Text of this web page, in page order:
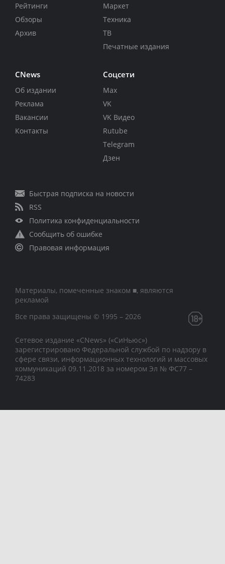
Рейтинги
Обзоры
Архив
Маркет
Техника
ТВ
Печатные издания
CNews
Об издании
Реклама
Вакансии
Контакты
Соцсети
Max
VK
VK Видео
Rutube
Telegram
Дзен
Быстрая подписка на новости
RSS
Политика конфиденциальности
Сообщить об ошибке
Правовая информация
Материалы, помеченные знаком ■, являются
рекламой
Все права защищены © 1995 – 2026
Сетевое издание «CNews» («СиНьюс»)
зарегистрировано Федеральной службой по надзору в
сфере связи, информационных технологий и массовых
коммуникаций 09.11.2018 за номером Эл № ФС77 –
74283